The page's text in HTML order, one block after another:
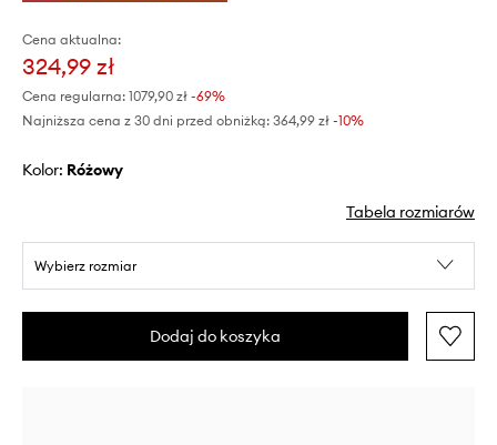
Cena aktualna:
324,99 zł
Cena regularna: 1079,90 zł -69%
Najniższa cena z 30 dni przed obniżką: 364,99 zł -10%
Kolor: różowy
Tabela rozmiarów
Wybierz rozmiar
Dodaj do koszyka